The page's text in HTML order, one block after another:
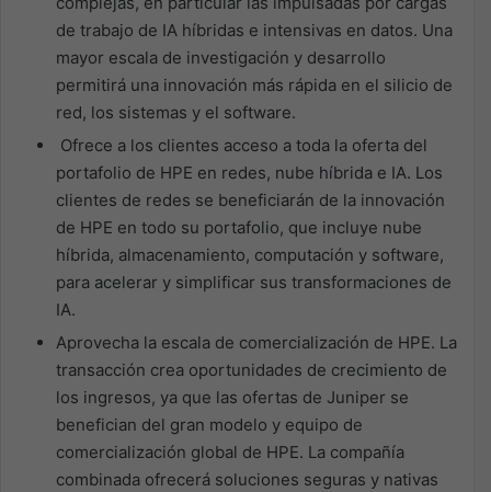
de trabajo de IA híbridas e intensivas en datos. Una
mayor escala de investigación y desarrollo
permitirá una innovación más rápida en el silicio de
red, los sistemas y el software.
Ofrece a los clientes acceso a toda la oferta del
portafolio de HPE en redes, nube híbrida e IA. Los
clientes de redes se beneficiarán de la innovación
de HPE en todo su portafolio, que incluye nube
híbrida, almacenamiento, computación y software,
para acelerar y simplificar sus transformaciones de
IA.
Aprovecha la escala de comercialización de HPE. La
transacción crea oportunidades de crecimiento de
los ingresos, ya que las ofertas de Juniper se
benefician del gran modelo y equipo de
comercialización global de HPE. La compañía
combinada ofrecerá soluciones seguras y nativas